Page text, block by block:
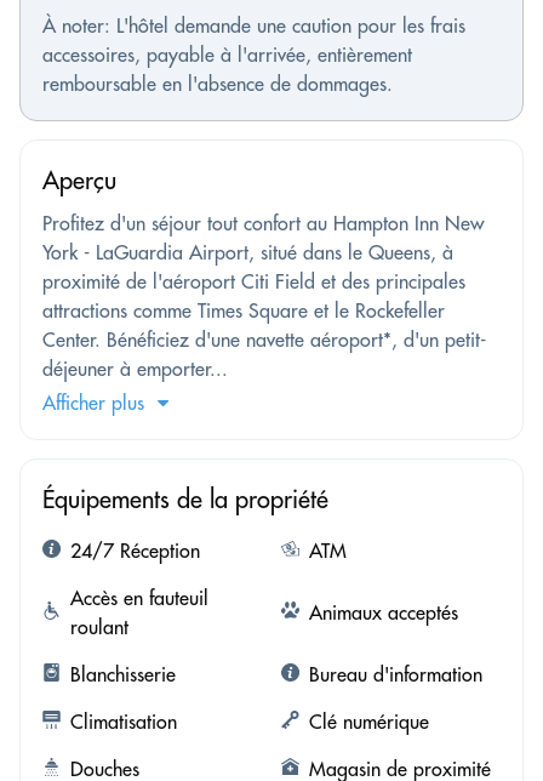
À noter: L'hôtel demande une caution pour les frais
accessoires, payable à l'arrivée, entièrement
remboursable en l'absence de dommages.
Aperçu
Profitez d'un séjour tout confort au Hampton Inn New
York - LaGuardia Airport, situé dans le Queens, à
proximité de l'aéroport Citi Field et des principales
attractions comme Times Square et le Rockefeller
Center. Bénéficiez d'une navette aéroport*, d'un petit-
déjeuner à emporter...
Afficher plus
Équipements de la propriété
24/7 Réception
ATM
Accès en fauteuil
roulant
Animaux acceptés
Blanchisserie
Bureau d'information
Climatisation
Clé numérique
Douches
Magasin de proximité